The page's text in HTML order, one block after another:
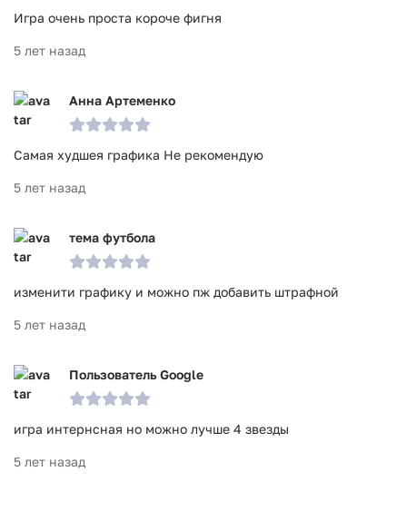
Игра очень проста короче фигня
5 лет назад
Анна Артеменко
Самая худшея графика Не рекомендую
5 лет назад
тема футбола
изменити графику и можно пж добавить штрафной
5 лет назад
Пользователь Google
игра интернсная но можно лучше 4 звезды
5 лет назад